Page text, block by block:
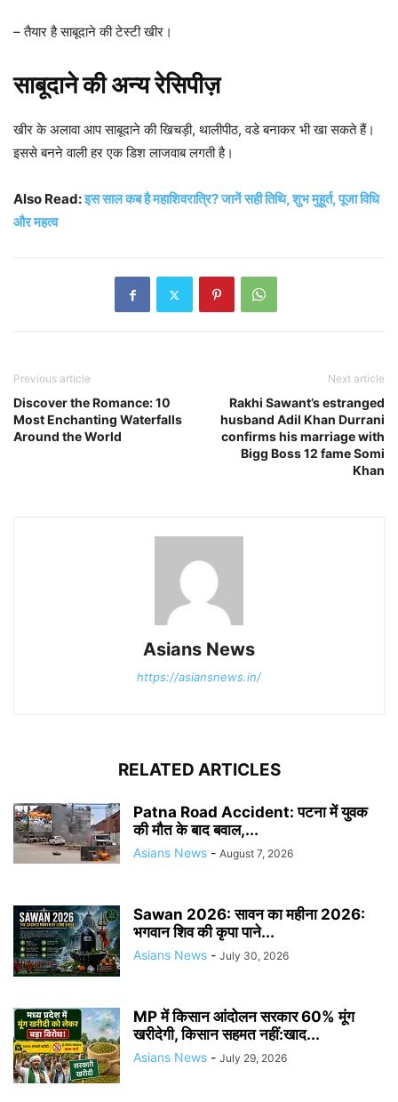
– तैयार है साबूदाने की टेस्टी खीर।
साबूदाने की अन्य रेसिपीज़
खीर के अलावा आप साबूदाने की खिचड़ी, थालीपीठ, वडे बनाकर भी खा सकते हैं।
इससे बनने वाली हर एक डिश लाजवाब लगती है।
Also Read:इस साल कब है महाशिवरात्रि? जानें सही तिथि, शुभ मुहूर्त, पूजा विधि
और महत्व
Previous article
Discover the Romance: 10
Most Enchanting Waterfalls
Around the World
Next article
Rakhi Sawant’s estranged
husband Adil Khan Durrani
confirms his marriage with
Bigg Boss 12 fame Somi
Khan
Asians News
https://asiansnews.in/
RELATED ARTICLES
Patna Road Accident: पटना में युवक
की मौत के बाद बवाल,...
Asians News - August 7, 2026
Sawan 2026: सावन का महीना 2026:
भगवान शिव की कृपा पाने...
Asians News - July 30, 2026
MP में किसान आंदोलन सरकार 60% मूंग
खरीदेगी, किसान सहमत नहीं:खाद...
Asians News - July 29, 2026